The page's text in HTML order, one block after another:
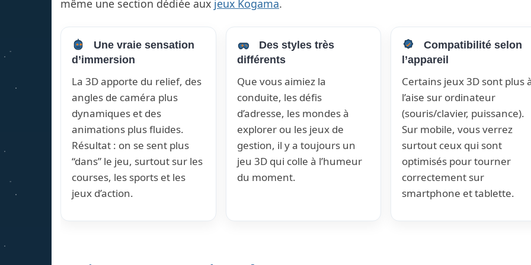
même une section dédiée aux jeux Kogama.
Une vraie sensation
d’immersion
La 3D apporte du relief, des
angles de caméra plus
dynamiques et des
animations plus fluides.
Résultat : on se sent plus
“dans” le jeu, surtout sur les
courses, les sports et les
jeux d’action.
Des styles très
différents
Que vous aimiez la
conduite, les défis
d’adresse, les mondes à
explorer ou les jeux de
gestion, il y a toujours un
jeu 3D qui colle à l’humeur
du moment.
Compatibilité selon
l’appareil
Certains jeux 3D sont plus
l’aise sur ordinateur
(souris/clavier, puissance).
Sur mobile, vous verrez
surtout ceux qui sont
optimisés pour tourner
correctement sur
smartphone et tablette.